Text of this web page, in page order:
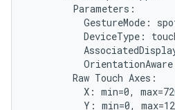
        Parameters:
GestureMode:
DeviceType:
        Raw Touch Axes:
X: min=0,
Y: min=0,